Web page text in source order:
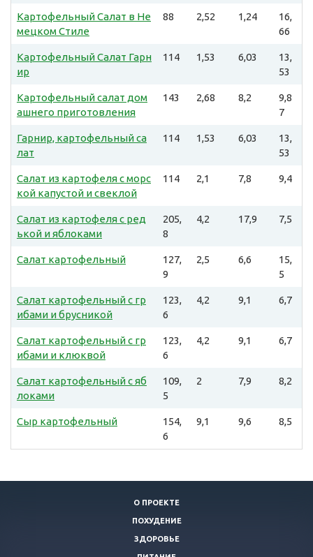
Картофельный Салат в Не
мецком Стиле
88 2,52 1,24
16,
66
Картофельный Салат Гарн
ир
114 1,53 6,03
13,
53
Картофельный салат дом
ашнего приготовления
143 2,68 8,2
9,8
7
Гарнир, картофельный са
лат
114 1,53 6,03
13,
53
Салат из картофеля с морс
кой капустой и свеклой
114 2,1 7,8 9,4
Салат из картофеля с ред
ькой и яблоками
205,
8
4,2 17,9 7,5
Салат картофельный
127,
9
2,5 6,6
15,
5
Салат картофельный с гр
ибами и брусникой
123,
6
4,2 9,1 6,7
Салат картофельный с гр
ибами и клюквой
123,
6
4,2 9,1 6,7
Салат картофельный с яб
локами
109,
5
2 7,9 8,2
Сыр картофельный
154,
6
9,1 9,6 8,5
О ПРОЕКТЕ
ПОХУДЕНИЕ
ЗДОРОВЬЕ